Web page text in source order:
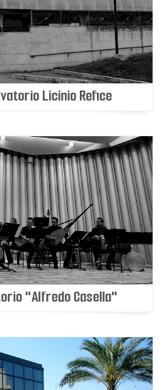
Licinio Refice
"Alfredo Casella"